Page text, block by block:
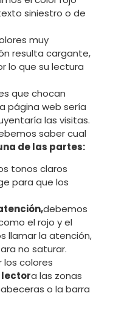
siniestro o de
muy
resulta cargante,
lo que su lectura
que chocan
página web sería
las visitas.
saber cual
de las partes:
tonos claros
para que los
debemos
el rojo y el
llamar la atención,
no saturar.
los colores
a las zonas
o la barra